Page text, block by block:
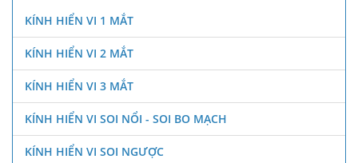
KÍNH HIỂN VI 1 MẮT
KÍNH HIỂN VI 2 MẮT
KÍNH HIỂN VI 3 MẮT
KÍNH HIỂN VI SOI NỔI - SOI BO MẠCH
KÍNH HIỂN VI SOI NGƯỢC